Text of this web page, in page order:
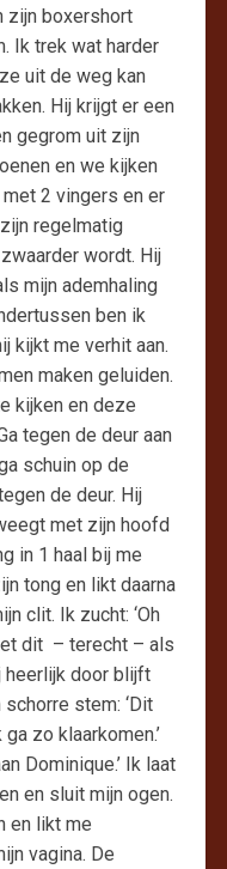
zijn boxershort
Ik trek wat harder
uit de weg kan
Hij krijgt er een
gegrom uit zijn
en we kijken
2 vingers en er
regelmatig
wordt. Hij
mijn ademhaling
ben ik
kijkt me verhit aan.
maken geluiden.
kijken en deze
tegen de deur aan
schuin op de
de deur. Hij
met zijn hoofd
in 1 haal bij me
tong en likt daarna
clit. Ik zucht: ‘Oh
dit – terecht – als
heerlijk door blijft
stem: ‘Dit
zo klaarkomen.’
Dominique.’ Ik laat
en sluit mijn ogen.
en likt me
vagina. De